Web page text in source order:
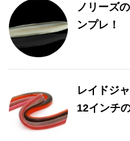
ノリーズ
ンプレ！
レイドジ
12インチ